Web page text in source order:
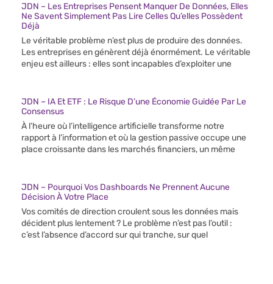
JDN – Les Entreprises Pensent Manquer De Données, Elles
Ne Savent Simplement Pas Lire Celles Qu’elles Possèdent
Déjà
Le véritable problème n’est plus de produire des données.
Les entreprises en génèrent déjà énormément. Le véritable
enjeu est ailleurs : elles sont incapables d’exploiter une
JDN – IA Et ETF : Le Risque D’une Économie Guidée Par Le
Consensus
À l’heure où l’intelligence artificielle transforme notre
rapport à l’information et où la gestion passive occupe une
place croissante dans les marchés financiers, un même
JDN – Pourquoi Vos Dashboards Ne Prennent Aucune
Décision À Votre Place
Vos comités de direction croulent sous les données mais
décident plus lentement ? Le problème n’est pas l’outil :
c’est l’absence d’accord sur qui tranche, sur quel